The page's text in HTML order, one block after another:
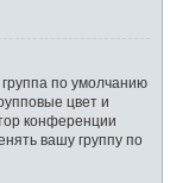
по умолчанию
цвет и
конференции
вашу группу по